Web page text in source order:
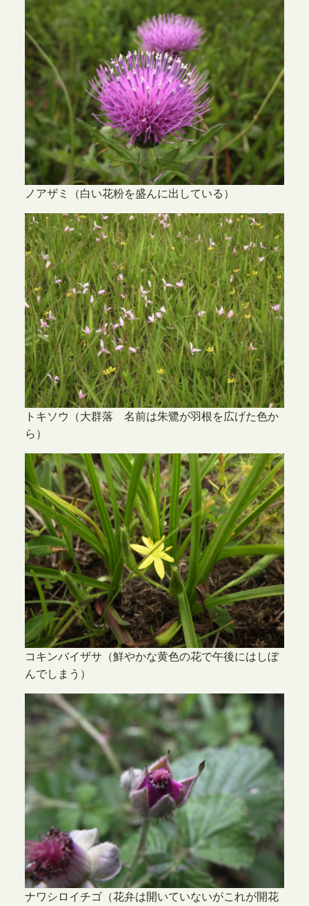
ノアザミ（白い花粉を盛んに出している）
トキソウ（大群落 名前は朱鷺が羽根を広げた色か
ら）
コキンバイザサ（鮮やかな黄色の花で午後にはしぼ
んでしまう）
ナワシロイチゴ（花弁は開いていないがこれが開花